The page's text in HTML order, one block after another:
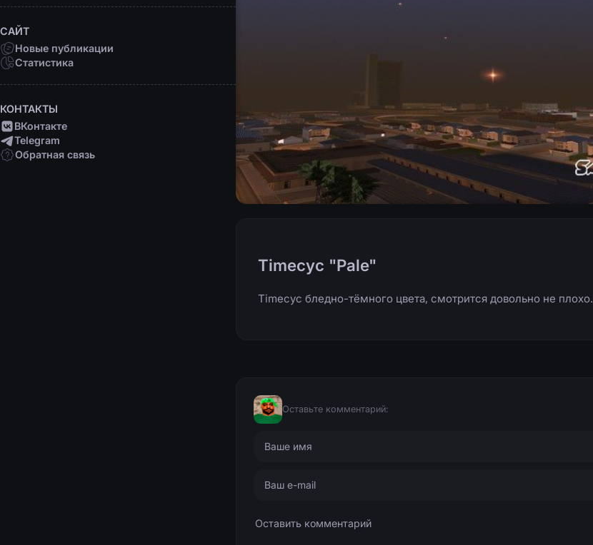
САЙТ
Новые публикации
Статистика
КОНТАКТЫ
ВКонтакте
Telegram
Обратная связь
Timecyc "Pale"
Timecyc бледно-тёмного цвета, смотрится довольно не плохо.
Оставьте комментарий: